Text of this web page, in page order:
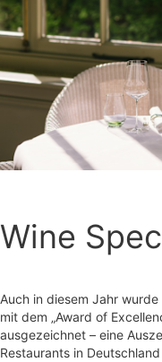
Wine
Auch in diesem Jahr
mit dem „Award of
ausgezeichnet – eine
Restaurants in